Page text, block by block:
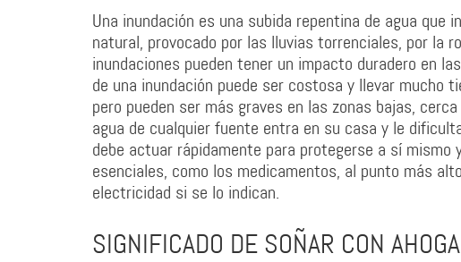
Una inundación es una subida repentina de agua que
natural, provocado por las lluvias torrenciales, por la
inundaciones pueden tener un impacto duradero en
de una inundación puede ser costosa y llevar mucho
pero pueden ser más graves en las zonas bajas,
agua de cualquier fuente entra en su casa y le
debe actuar rápidamente para protegerse a sí
esenciales, como los medicamentos, al punto más
electricidad si se lo indican.
SIGNIFICADO DE SOÑAR CON